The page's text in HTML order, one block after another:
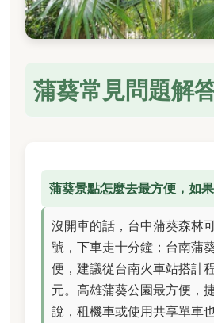
蒲葵常見問題解
蒲葵景點怎麼去最方便，如
沒開車的話，台中蒲葵森林
號，下車走十分鐘；台南蒲
便，建議從台南火車站搭計
元。高雄蒲葵公園最方便，
說，租機車或使用共享單車